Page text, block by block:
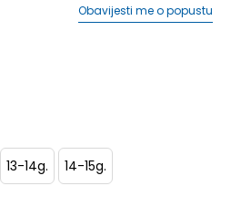
Obavijesti me o popustu
13-14g. 14-15g.